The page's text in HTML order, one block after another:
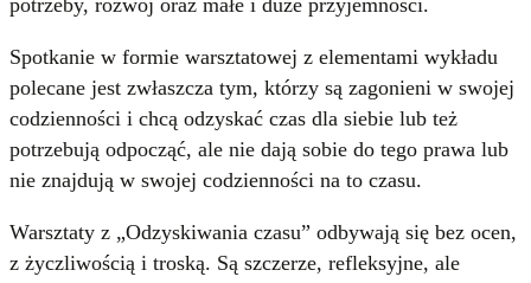
potrzeby, rozwój oraz małe i duże przyjemności.
Spotkanie w formie warsztatowej z elementami wykładu
polecane jest zwłaszcza tym, którzy są zagonieni w swojej
codzienności i chcą odzyskać czas dla siebie lub też
potrzebują odpocząć, ale nie dają sobie do tego prawa lub
nie znajdują w swojej codzienności na to czasu.
Warsztaty z „Odzyskiwania czasu” odbywają się bez ocen,
z życzliwością i troską. Są szczerze, refleksyjne, ale